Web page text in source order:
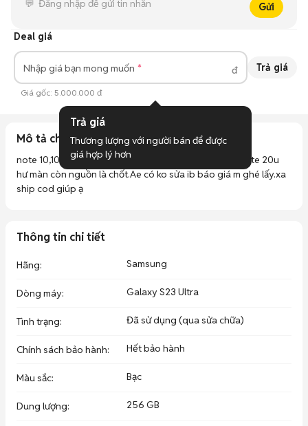
Gửi
Deal giá
Nhập giá bạn mong muốn đ Trả giá
Giá gốc: 5.000.000 đ
Mô tả chi tiết
note 10,10+,20,20+,20u,21,s21+ s21u,22,22+,22u,23u,note 20u
hư màn còn nguồn là chốt.Ae có ko sửa ib báo giá m ghé lấy.xa
ship cod giúp ạ
Thông tin chi tiết
Hãng: Samsung
Dòng máy: Galaxy S23 Ultra
Tình trạng: Đã sử dụng (qua sửa chữa)
Chính sách bảo hành: Hết bảo hành
Màu sắc: Bạc
Dung lượng: 256 GB
Trả giá
Thương lượng với người bán để được
giá hợp lý hơn